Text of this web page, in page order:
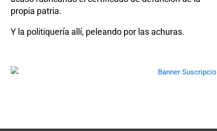
propia patria.
Y la politiquería allí, peleando por las achuras.